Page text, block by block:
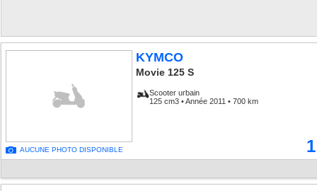
AUCUNE PHOTO DISPONIBLE
KYMCO
Movie 125 S
Scooter urbain
125 cm3 • Année 2011 • 700 km